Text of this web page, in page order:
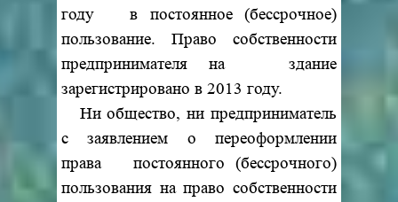
году в постоянное (бессрочное)
пользование. Право собственности
предпринимателя на здание
зарегистрировано в 2013 году.
Ни общество, ни предприниматель
с заявлением о переоформлении
права постоянного (бессрочного)
пользования на право собственности